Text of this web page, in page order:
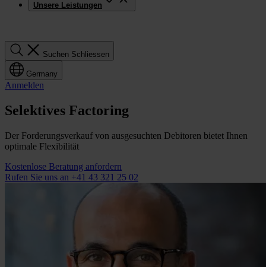
Unsere Leistungen
Suchen Schliessen
Germany
Anmelden
Selektives Factoring
Der Forderungsverkauf von ausgesuchten Debitoren bietet Ihnen
optimale Flexibilität
Kostenlose Beratung anfordern
Rufen Sie uns an +41 43 321 25 02